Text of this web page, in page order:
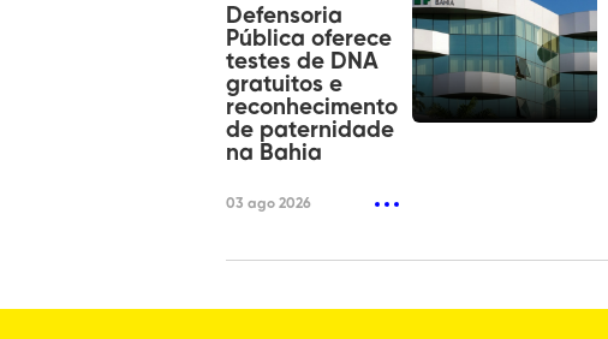
Defensoria
Pública oferece
testes de DNA
gratuitos e
reconhecimento
de paternidade
na Bahia
03 ago 2026